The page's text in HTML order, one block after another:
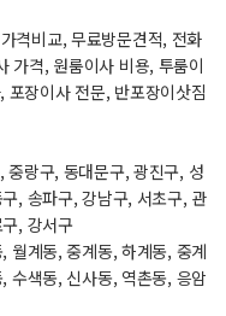
격비교, 무료방문견적, 전화
가격, 원룸이사 비용, 투룸이
장이사 전문, 반포장이삿짐
중랑구, 동대문구, 광진구, 성
, 송파구, 강남구, 서초구, 관
, 강서구
월계동, 중계동, 하계동, 중계
수색동, 신사동, 역촌동, 응암